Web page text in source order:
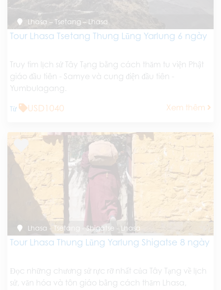
Lhasa – Tsetang – Lhasa
Tour Lhasa Tsetang Thung Lũng Yarlung 6 ngày
Truy tìm lịch sử Tây Tạng bằng cách thăm tu viện Phật
giáo đầu tiên - Samye và cung điện đầu tiên -
Yumbulagang.
Từ USD1040 Xem thêm
Lhasa - Tsetang - Shigatse - Lhasa
Tour Lhasa Thung Lũng Yarlung Shigatse 8 ngày
Đọc những chương sử rực rỡ nhất của Tây Tạng về lịch
sử, văn hóa và tôn giáo bằng cách thăm Lhasa,